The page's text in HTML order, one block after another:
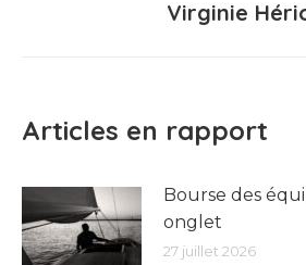
suivant
Virginie
Articles en rapport
Bourse des
onglet
27 juillet 2026